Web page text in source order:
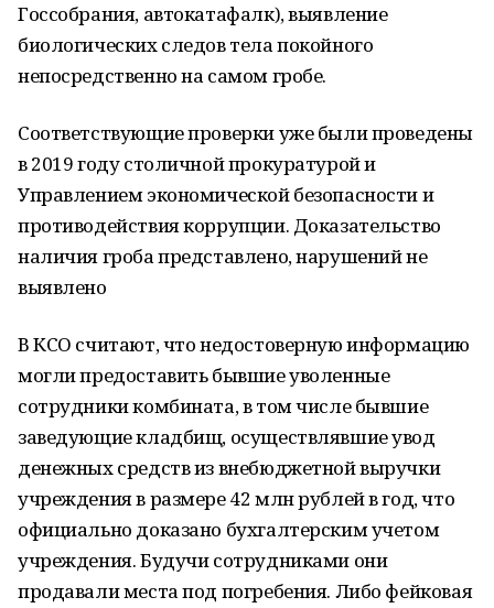
Госсобрания, автокатафалк), выявление
биологических следов тела покойного
непосредственно на самом гробе.
Соответствующие проверки уже были проведены
в 2019 году столичной прокуратурой и
Управлением экономической безопасности и
противодействия коррупции. Доказательство
наличия гроба представлено, нарушений не
выявлено
В КСО считают, что недостоверную информацию
могли предоставить бывшие уволенные
сотрудники комбината, в том числе бывшие
заведующие кладбищ, осуществлявшие увод
денежных средств из внебюджетной выручки
учреждения в размере 42 млн рублей в год, что
официально доказано бухгалтерским учетом
учреждения. Будучи сотрудниками они
продавали места под погребения. Либо фейковая